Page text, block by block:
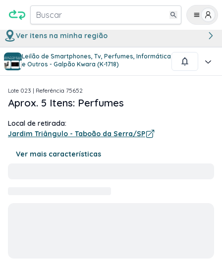
Buscar
Ver itens na minha região
Leilão de Smartphones, Tv, Perfumes, Informática
e Outros - Galpão Kwara (K-1718)
1/1
Lote 023 | Referência 75652
Aprox. 5 Itens: Perfumes
Local de retirada:
Jardim Triângulo - Taboão da Serra/SP
Ver mais características